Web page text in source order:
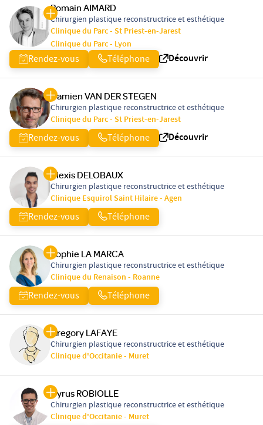
Romain AIMARD
Chirurgien plastique reconstructrice et esthétique
Clinique du Parc - St Priest-en-Jarest
Clinique du Parc - Lyon
Rendez-vous Téléphone Découvrir
Damien VAN DER STEGEN
Chirurgien plastique reconstructrice et esthétique
Clinique du Parc - St Priest-en-Jarest
Rendez-vous Téléphone Découvrir
Alexis DELOBAUX
Chirurgien plastique reconstructrice et esthétique
Clinique Esquirol Saint Hilaire - Agen
Rendez-vous Téléphone
Sophie LA MARCA
Chirurgien plastique reconstructrice et esthétique
Clinique du Renaison - Roanne
Rendez-vous Téléphone
Gregory LAFAYE
Chirurgien plastique reconstructrice et esthétique
Clinique d'Occitanie - Muret
Cyrus ROBIOLLE
Chirurgien plastique reconstructrice et esthétique
Clinique d'Occitanie - Muret